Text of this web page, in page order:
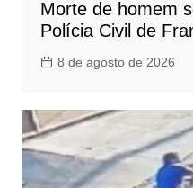
Morte de homem
Polícia Civil de
8 de agosto de 2026